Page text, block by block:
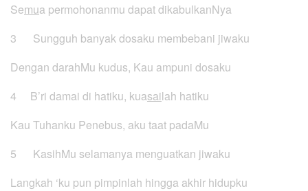
Semua permohonanmu dapat dikabulkanNya
3 Sungguh banyak dosaku membebani jiwaku
Dengan darahMu kudus, Kau ampuni dosaku
4 B’ri damai di hatiku, kuasailah hatiku
Kau Tuhanku Penebus, aku taat padaMu
5 KasihMu selamanya menguatkan jiwaku
Langkah ‘ku pun pimpinlah hingga akhir hidupku